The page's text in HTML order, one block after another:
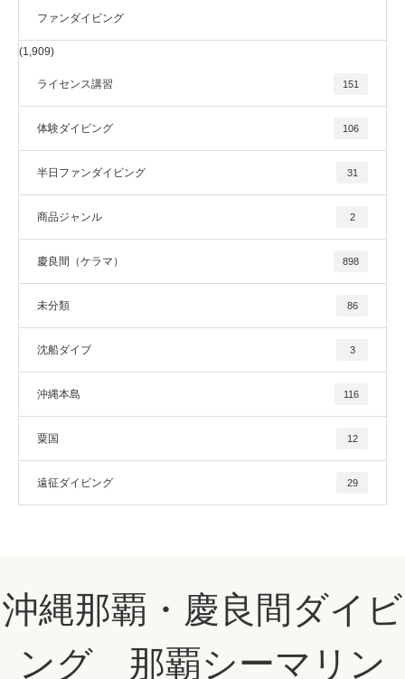
ファンダイビング
(1,909)
ライセンス講習 151
体験ダイビング 106
半日ファンダイビング 31
商品ジャンル 2
慶良間（ケラマ） 898
未分類 86
沈船ダイブ 3
沖縄本島 116
粟国 12
遠征ダイビング 29
沖縄那覇・慶良間ダイビ
ング 那覇シーマリン